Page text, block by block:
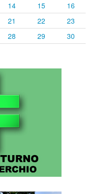
14 15
16
21 22
23
28 29
30